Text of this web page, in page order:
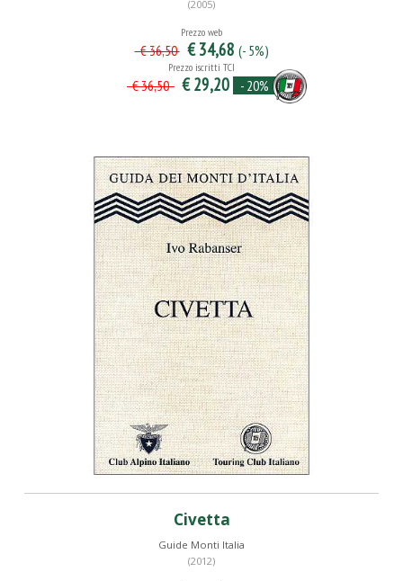
(2005)
Prezzo web
€ 36,50 € 34,68 (- 5%)
Prezzo iscritti TCI
€ 36,50 € 29,20 - 20%
Civetta
Guide Monti Italia
(2012)